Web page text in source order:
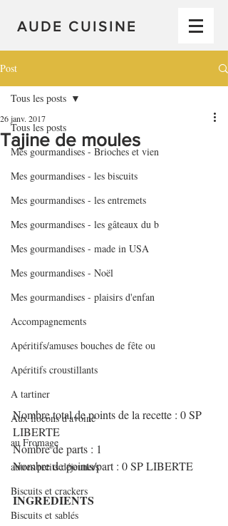
AUDE CUISINE
Post
Tous les posts
Mes gourmandises - Brioches et vien
Mes gourmandises - les biscuits
Mes gourmandises - les entremets
Mes gourmandises - les gâteaux du b
Mes gourmandises - made in USA
Mes gourmandises - Noël
Mes gourmandises - plaisirs d'enfan
Accompagnements
Apéritifs/amuses bouches de fête ou
Apéritifs croustillants
A tartiner
Aux flocons d'avoine
au Fromage
autres petits déjeuners
Biscuits et crackers
Biscuits et sablés
Tous les posts
Tajine de moules
26 janv. 2017
Nombre total de points de la recette : 0 SP
LIBERTE
Nombre de parts : 1
Nombre de points/part : 0 SP LIBERTE
INGREDIENTS